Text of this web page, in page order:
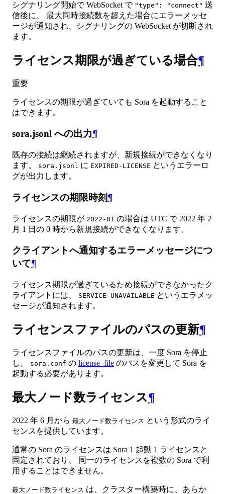
シグナリング開始で WebSocket で "type": "connect" 送
信後に、 最大同時接続数を超えた場合にエラーメッセ
ージが通知され、シグナリングの WebSocket が切断され
ます。
ライセンス期限が過ぎている場合¶
重要
ライセンスの期限が過ぎていても Sora を起動すること
はできます。
sora.jsonl への出力¶
既存の接続は継続されますが、新規接続ができなくなり
ます。
sora.jsonl に EXPIRED-LICENSE というエラーロ
グが出力します。
ライセンスの期限時刻 ¶
ライセンスの期限が 2022-01 の場合は UTC で 2022 年 2
月 1 日の 0 時から新規接続ができなくなります。
クライアントへ通知するエラーメッセージにつ
いて¶
ライセンス期限が過ぎているため接続ができなかったク
ライアントには、
SERVICE-UNAVAILABLE というエラメッ
セージが通知されます。
ライセンスファイルのパスの更新¶
ライセンスファイルのパスの更新は、一度 Sora を停止
し、
sora.conf の license_file のパスを変更して Sora を
起動する必要があります。
最大ノード数ライセンス¶
2022 年 6 月から 最大ノード数ライセンス という形式のライ
センスを提供しています。
通常の Sora のライセンスは Sora 1 起動 1 ライセンスと
固定されており、 同一のライセンスを複数の Sora で利
用することはできません。
最大ノード数ライセンス は、クラスター構築時に、あらか